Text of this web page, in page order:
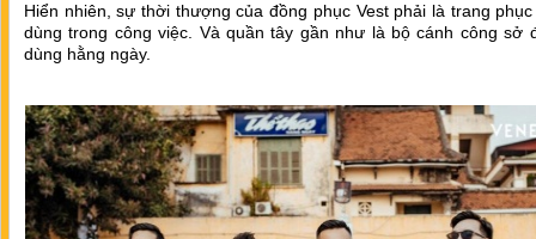
Hiển nhiên, sự thời thượng của đồng phục Vest phải là trang
dùng trong công việc. Và quần tây gần như là bộ cánh công sở
dùng hằng ngày.